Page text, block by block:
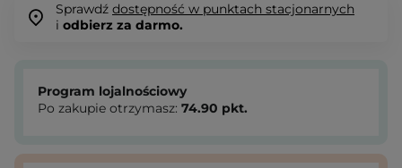
Sprawdź dostępność w punktach stacjonarnych
i odbierz za darmo.
Program lojalnościowy
Po zakupie otrzymasz: 74.90 pkt.